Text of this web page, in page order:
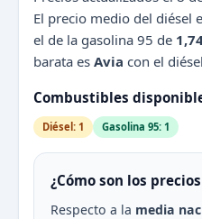
El precio medio del diésel
el de la gasolina 95 de
barata es Avia con el
Combustibles
Diésel: 1 Gasolina 95: 1
¿Cómo son los
Respecto a la media